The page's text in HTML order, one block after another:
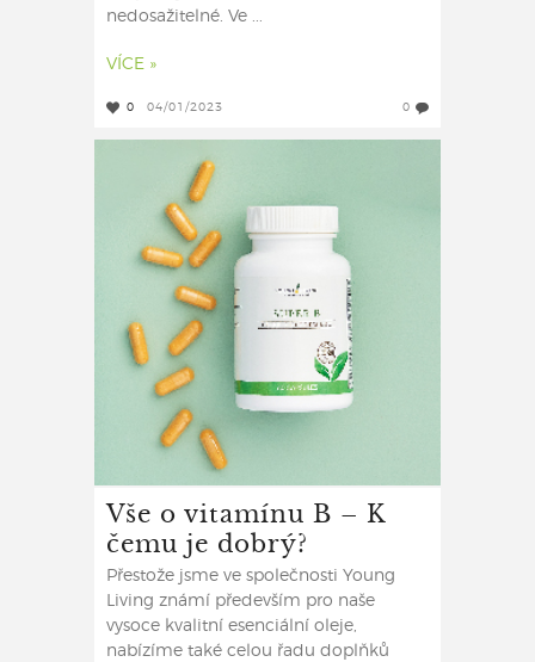
nedosažitelné. Ve ...
VÍCE »
0 04/01/2023 0
Vše o vitamínu B – K
čemu je dobrý?
Přestože jsme ve společnosti Young
Living známí především pro naše
vysoce kvalitní esenciální oleje,
nabízíme také celou řadu doplňků